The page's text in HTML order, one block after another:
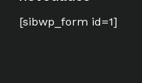
[sibwp_form id=1]